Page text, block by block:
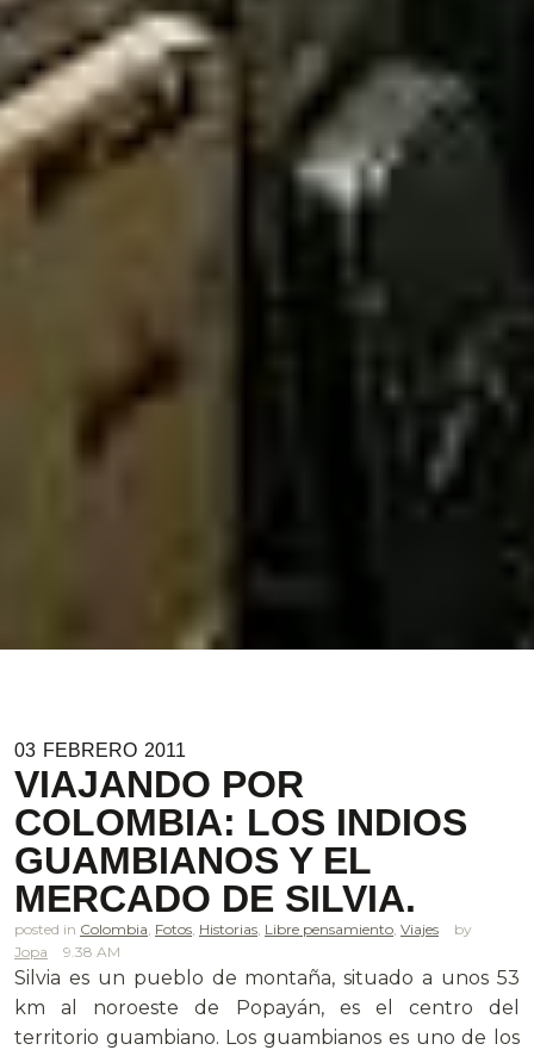
03 FEBRERO 2011
VIAJANDO POR
COLOMBIA: LOS INDIOS
GUAMBIANOS Y EL
MERCADO DE SILVIA.
posted in Colombia Fotos Historias Libre pensamiento Viajes
Jopa
9.38 AM
Silvia es un pueblo de montaña, situado a unos 53
km al noroeste de Popayán, es el centro del
territorio guambiano. Los guambianos es uno de los